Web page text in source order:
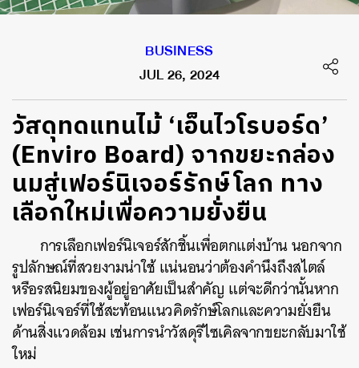
BUSINESS
JUL 26, 2024
วัสดุทดแทนไม้ ‘เอ็นไวโรบอร์ด’
(Enviro Board) จากขยะกล่อง
นมสู่เฟอร์นิเจอร์รักษ์โลก ทาง
เลือกใหม่เพื่อความยั่งยืน
การเลือกเฟอร์นิเจอร์สักชิ้นเพื่อตกแต่งบ้าน นอกจาก
รูปลักษณ์ที่สวยงามน่าใช้ แน่นอนว่าต้องคำนึงถึงสไตล์
หรือรสนิยมของผู้อยู่อาศัยเป็นสำคัญ แต่จะดีกว่านั้นหาก
เฟอร์นิเจอร์ที่ใช้สะท้อนแนวคิดรักษ์โลกและความยั่งยืน
ด้านสิ่งแวดล้อม เช่นการนำวัสดุรีไซเคิลจากขยะกลับมาใช้
ใหม่